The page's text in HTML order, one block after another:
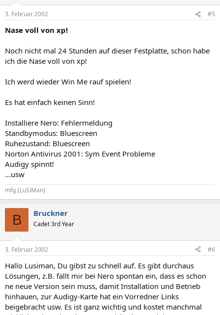
3. Februar 2002 #5
Nase voll von xp!
Noch nicht mal 24 Stunden auf dieser Festplatte, schon habe
ich die Nase voll von xp!
Ich werd wieder Win Me rauf spielen!
Es hat einfach keinen Sinn!
Installiere Nero: Fehlermeldung
Standbymodus: Bluescreen
Ruhezustand: Bluescreen
Norton Antivirus 2001: Sym Event Probleme
Audigy spinnt!
...usw
mfg {LuSiMan}
B Bruckner
Cadet 3rd Year
3. Februar 2002 #6
Hallo Lusiman, Du gibst zu schnell auf. Es gibt durchaus
Lösungen, z.B. fällt mir bei Nero spontan ein, dass es schon
ne neue Version sein muss, damit Installation und Betrieb
hinhauen, zur Audigy-Karte hat ein Vorredner Links
beigebracht usw. Es ist ganz wichtig und kostet manchmal